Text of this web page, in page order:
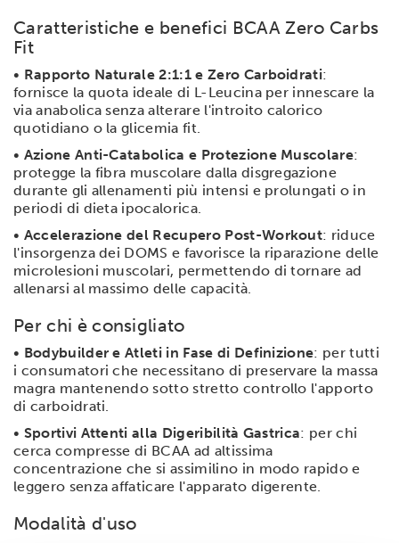
Caratteristiche e benefici BCAA Zero Carbs
Fit
• Rapporto Naturale 2:1:1 e Zero Carboidrati:
fornisce la quota ideale di L-Leucina per innescare la
via anabolica senza alterare l'introito calorico
quotidiano o la glicemia fit.
• Azione Anti-Catabolica e Protezione Muscolare:
protegge la fibra muscolare dalla disgregazione
durante gli allenamenti più intensi e prolungati o in
periodi di dieta ipocalorica.
• Accelerazione del Recupero Post-Workout: riduce
l'insorgenza dei DOMS e favorisce la riparazione delle
microlesioni muscolari, permettendo di tornare ad
allenarsi al massimo delle capacità.
Per chi è consigliato
• Bodybuilder e Atleti in Fase di Definizione: per tutti
i consumatori che necessitano di preservare la massa
magra mantenendo sotto stretto controllo l'apporto
di carboidrati.
• Sportivi Attenti alla Digeribilità Gastrica: per chi
cerca compresse di BCAA ad altissima
concentrazione che si assimilino in modo rapido e
leggero senza affaticare l'apparato digerente.
Modalità d'uso